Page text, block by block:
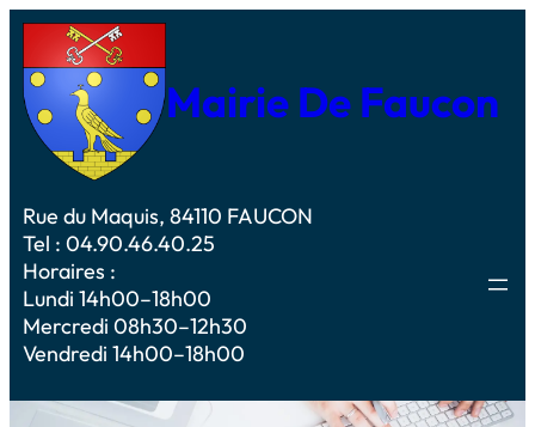
Mairie De Faucon
Rue du Maquis, 84110 FAUCON
Tel : 04.90.46.40.25
Horaires :
Lundi 14h00–18h00
Mercredi 08h30–12h30
Vendredi 14h00–18h00